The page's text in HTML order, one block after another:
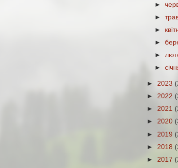
►
►
►
►
►
►
► 2023
► 2022
► 2021
► 2020
► 2019
► 2018
► 2017